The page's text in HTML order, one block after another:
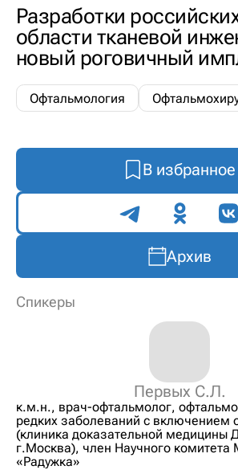
Разработки
области тканевой
новый роговичный
Офтальмология
В избранное
Поделиться
Архив
Спикеры
Первых С.Л.
к.м.н., врач-офтальмолог,
редких заболеваний с включением
(клиника доказательной медицины
г.Москва), член Научного
«Радужка»